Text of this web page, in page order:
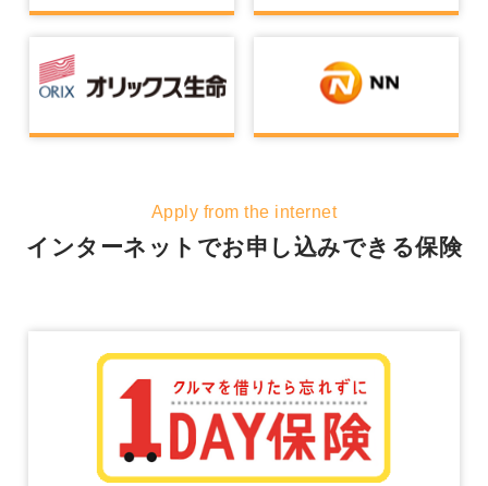
Apply from the internet
インターネットでお申し込みできる保険